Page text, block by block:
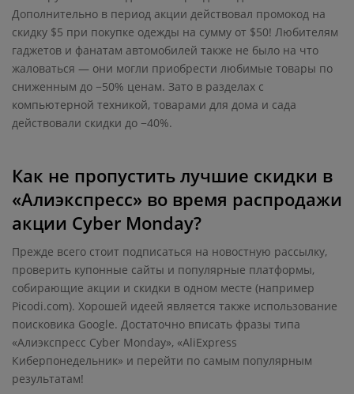
Дополнительно в период акции действовал промокод на
скидку $5 при покупке одежды на сумму от $50! Любителям
гаджетов и фанатам автомобилей также не было на что
жаловаться — они могли приобрести любимые товары по
сниженным до −50% ценам. Зато в разделах с
компьютерной техникой, товарами для дома и сада
действовали скидки до −40%.
Как не пропустить лучшие скидки в
«Алиэкспресс» во время распродажи
акции Cyber Monday?
Прежде всего стоит подписаться на новостную рассылку,
проверить купонные сайты и популярные платформы,
собирающие акции и скидки в одном месте (например
Picodi.com). Хорошей идеей является также использование
поисковика Google. Достаточно вписать фразы типа
«Алиэкспресс Cyber Monday», «AliExpress
Киберпонедельник» и перейти по самым популярным
результатам!